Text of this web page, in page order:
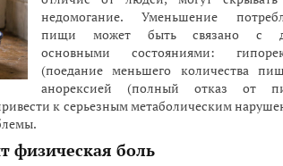
недомогание. Уменьшение
пищи может быть связано с
основными состояниями:
(поедание меньшего количества
анорексией (полный отказ от
к серьезным метаболическим
физическая боль